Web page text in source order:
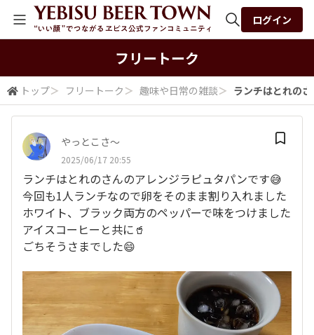
検索
ログイン
フリートーク
トップ＞ フリートーク ＞ 趣味や日常の雑談＞ ランチはとれの
やっとこさ～
2025/06/17 20:55
ランチはとれのさんのアレンジラピュタパンです😅
今回も1人ランチなので卵をそのまま割り入れました
ホワイト、ブラック両方のペッパーで味をつけました
アイスコーヒーと共に🥤
ごちそうさまでした😄